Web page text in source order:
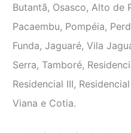
Butantã, Osasco, Alto de
Pacaembu, Pompéia,
Funda, Jaguaré, Vila
Serra, Tamboré,
Residencial III,
Viana e Cotia.